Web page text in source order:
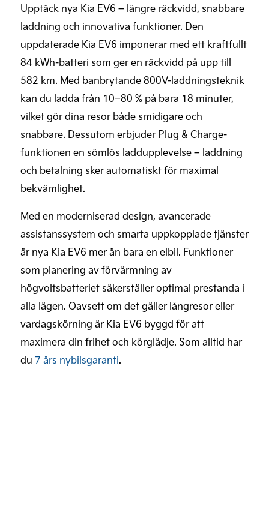
Upptäck nya Kia EV6 – längre räckvidd, snabbare
laddning och innovativa funktioner. Den
uppdaterade Kia EV6 imponerar med ett kraftfullt
84 kWh-batteri som ger en räckvidd på upp till
582 km. Med banbrytande 800V-laddningsteknik
kan du ladda från 10–80 % på bara 18 minuter,
vilket gör dina resor både smidigare och
snabbare. Dessutom erbjuder Plug & Charge-
funktionen en sömlös laddupplevelse – laddning
och betalning sker automatiskt för maximal
bekvämlighet.
Med en moderniserad design, avancerade
assistanssystem och smarta uppkopplade tjänster
är nya Kia EV6 mer än bara en elbil. Funktioner
som planering av förvärmning av
högvoltsbatteriet säkerställer optimal prestanda i
alla lägen. Oavsett om det gäller långresor eller
vardagskörning är Kia EV6 byggd för att
maximera din frihet och körglädje. Som alltid har
du 7 års nybilsgaranti.